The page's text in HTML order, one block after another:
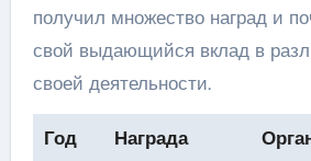
получил множество наград и
свой выдающийся вклад в
своей деятельности.
Год Награда